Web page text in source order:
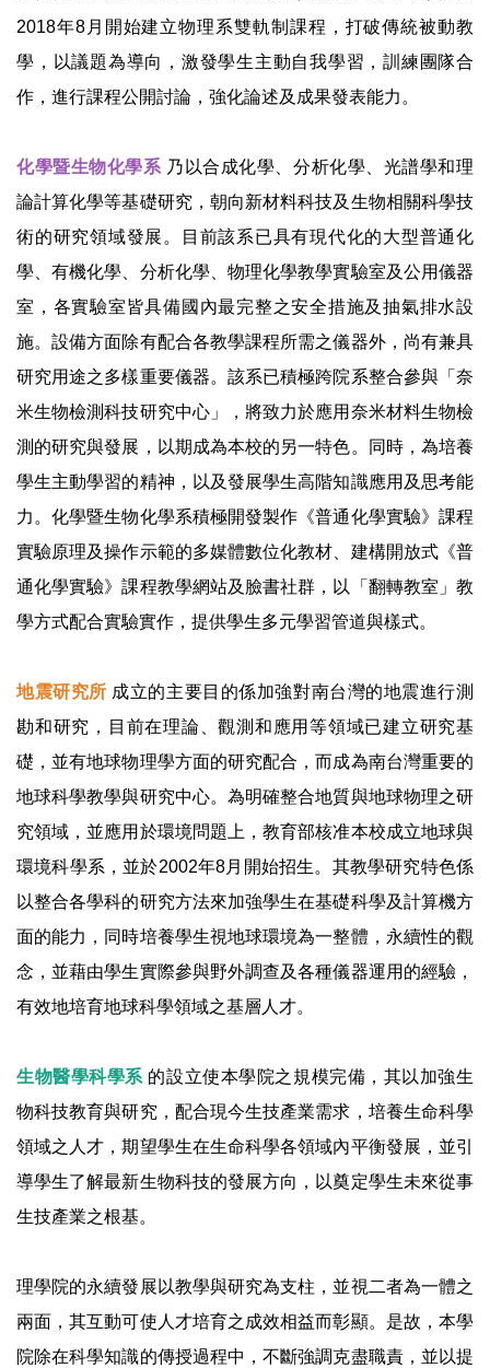
2018年8月開始建立物理系雙軌制課程，打破傳統被動教
學，以議題為導向，激發學生主動自我學習，訓練團隊合
作，進行課程公開討論，強化論述及成果發表能力。
化學暨生物化學系 乃以合成化學、分析化學、光譜學和理
論計算化學等基礎研究，朝向新材料科技及生物相關科學技
術的研究領域發展。目前該系已具有現代化的大型普通化
學、有機化學、分析化學、物理化學教學實驗室及公用儀器
室，各實驗室皆具備國內最完整之安全措施及抽氣排水設
施。設備方面除有配合各教學課程所需之儀器外，尚有兼具
研究用途之多樣重要儀器。該系已積極跨院系整合參與「奈
米生物檢測科技研究中心」，將致力於應用奈米材料生物檢
測的研究與發展，以期成為本校的另一特色。同時，為培養
學生主動學習的精神，以及發展學生高階知識應用及思考能
力。化學暨生物化學系積極開發製作《普通化學實驗》課程
實驗原理及操作示範的多媒體數位化教材、建構開放式《普
通化學實驗》課程教學網站及臉書社群，以「翻轉教室」教
學方式配合實驗實作，提供學生多元學習管道與樣式。
地震研究所 成立的主要目的係加強對南台灣的地震進行測
勘和研究，目前在理論、觀測和應用等領域已建立研究基
礎，並有地球物理學方面的研究配合，而成為南台灣重要的
地球科學教學與研究中心。為明確整合地質與地球物理之研
究領域，並應用於環境問題上，教育部核准本校成立地球與
環境科學系，並於2002年8月開始招生。其教學研究特色係
以整合各學科的研究方法來加強學生在基礎科學及計算機方
面的能力，同時培養學生視地球環境為一整體，永續性的觀
念，並藉由學生實際參與野外調查及各種儀器運用的經驗，
有效地培育地球科學領域之基層人才。
生物醫學科學系 的設立使本學院之規模完備，其以加強生
物科技教育與研究，配合現今生技產業需求，培養生命科學
領域之人才，期望學生在生命科學各領域內平衡發展，並引
導學生了解最新生物科技的發展方向，以奠定學生未來從事
生技產業之根基。
理學院的永續發展以教學與研究為支柱，並視二者為一體之
兩面，其互動可使人才培育之成效相益而彰顯。是故，本學
院除在科學知識的傳授過程中，不斷強調克盡職責，並以提